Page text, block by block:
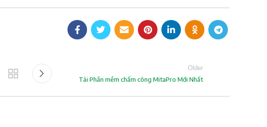
Older
Tải Phần mềm chấm công MitaPro Mới Nhất